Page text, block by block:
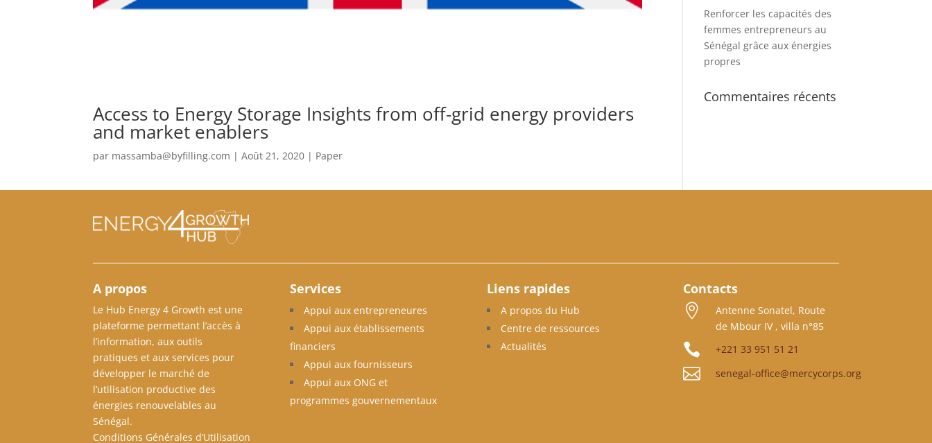
Access to Energy Storage Insights from off-grid energy providers
and market enablers
par massamba@byfilling.com |Août 21, 2020 | Paper
Renforcer les capacités des
femmes entrepreneurs au
Sénégal grâce aux énergies
propres
Commentaires récents
A propos
Le Hub Energy 4 Growth est une
plateforme permettant l’accès à
l’information, aux outils
pratiques et aux services pour
développer le marché de
l’utilisation productive des
énergies renouvelables au
Sénégal.
Services
Appui aux entrepreneures
Appui aux établissements
financiers
Appui aux fournisseurs
Appui aux ONG et
programmes gouvernementaux
Liens rapides
A propos du Hub
Centre de ressources
Actualités
Contacts

Antenne Sonatel, Route
de Mbour IV , villa n°85
 +221 33 951 51 21
 senegal-office@mercycorps.org
Conditions Générales d’Utilisation